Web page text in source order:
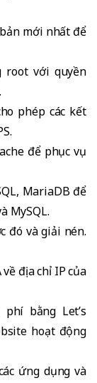
mới nhất để
root với quyền
phép các kết
để phục vụ
MariaDB để
MySQL.
đó và giải nén.
địa chỉ IP của
bằng Let’s
hoạt động
ứng dụng và